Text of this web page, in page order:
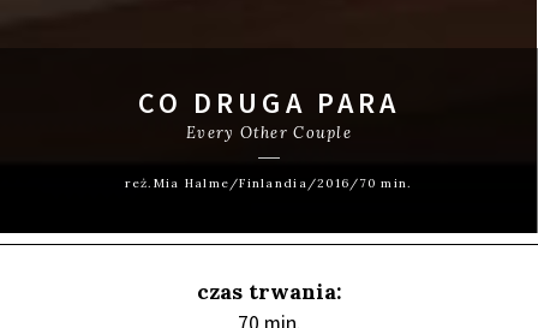
CO DRUGA PARA
Every Other Couple
reż.Mia Halme/Finlandia/2016/70 min.
czas trwania: